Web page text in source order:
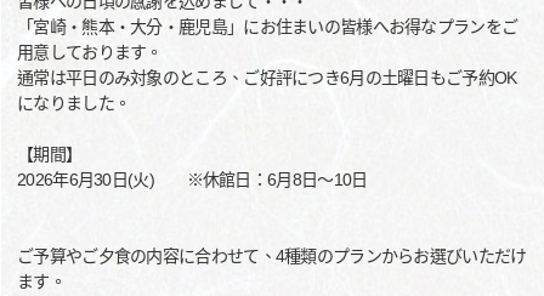
「宮崎・熊本・大分・鹿児島」にお住まいの皆様へお得なプランをご
用意しております。
通常は平日のみ対象のところ、ご好評につき6月の土曜日もご予約OK
になりました。
【期間】
2026年6月30日(火) ※休館日：6月8日～10日
ご予算やご夕食の内容に合わせて、4種類のプランからお選びいただけ
ます。